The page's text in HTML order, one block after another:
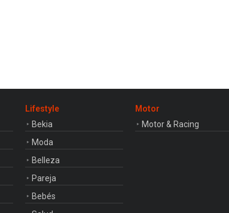
Lifestyle
Bekia
Moda
Belleza
Pareja
Bebés
Motor
Motor & Racing